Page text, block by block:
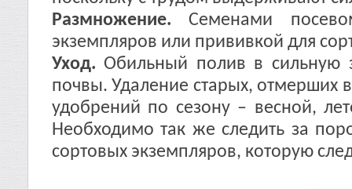
Размножение. Семенами
экземпляров или прививкой для
Уход. Обильный полив в сильную
почвы. Удаление старых, отмерших
удобрений по сезону – весной,
Необходимо так же следить за
сортовых экземпляров, которую